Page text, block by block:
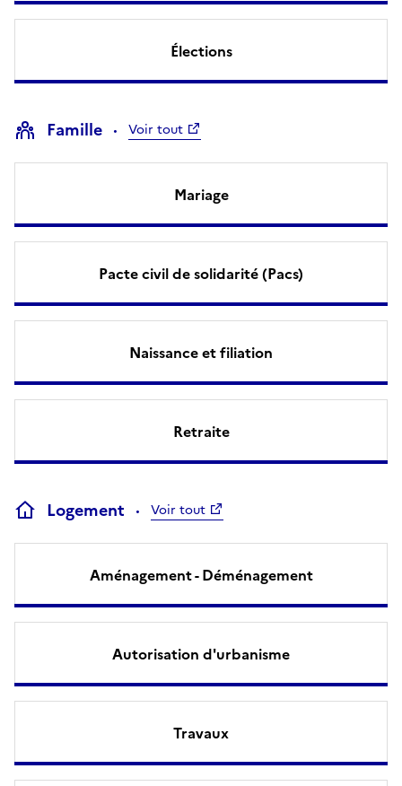
Élections
Famille Voir tout
Mariage
Pacte civil de solidarité (Pacs)
Naissance et filiation
Retraite
Logement Voir tout
Aménagement - Déménagement
Autorisation d'urbanisme
Travaux